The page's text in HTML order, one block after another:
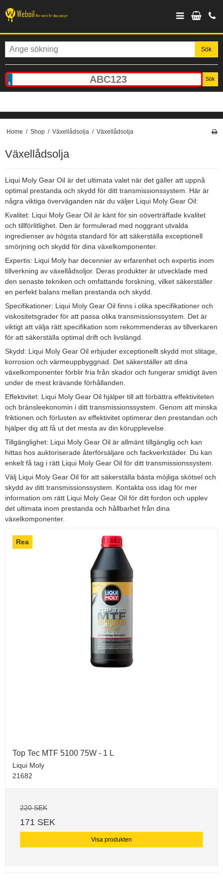
Sök
Sök
Home / Shop / Växellådsolja / Växellådsolja
Växellådsolja
Liqui Moly Gear Oil är det ultimata valet när det gäller att uppnå
optimal prestanda och skydd för ditt transmissionssystem. Här är
några viktiga överväganden när du väljer Liqui Moly Gear Oil:
Kvalitet: Liqui Moly Gear Oil är känt för sin oöverträffade kvalitet
och tillförlitlighet. Den är formulerad med noggrant utvalda
ingredienser av högsta standard för att säkerställa exceptionell
smörjning och skydd för dina växelkomponenter.
Expertis: Liqui Moly har decennier av erfarenhet och expertis inom
tillverkning av växellådsoljor. Deras produkter är utvecklade med
den senaste tekniken och omfattande forskning, vilket säkerställer
en perfekt balans mellan prestanda och skydd.
Specifikationer: Liqui Moly Gear Oil finns i olika specifikationer och
viskositetsgrader för att passa olika transmissionssystem. Det är
viktigt att välja rätt specifikation som rekommenderas av tillverkaren
för att säkerställa optimal drift och livslängd.
Skydd: Liqui Moly Gear Oil erbjuder exceptionellt skydd mot slitage,
korrosion och värmeuppbyggnad. Det säkerställer att dina
växelkomponenter förblir fria från skador och fungerar smidigt även
under de mest krävande förhållanden.
Effektivitet: Liqui Moly Gear Oil hjälper till att förbättra effektiviteten
och bränsleekonomin i ditt transmissionssystem. Genom att minska
friktionen och förlusten av effektivitet optimerar den prestandan och
hjälper dig att få ut det mesta av din körupplevelse.
Tillgänglighet: Liqui Moly Gear Oil är allmänt tillgänglig och kan
hittas hos auktoriserade återförsäljare och fackverkstäder. Du kan
enkelt få tag i rätt Liqui Moly Gear Oil för ditt transmissionssystem.
Välj Liqui Moly Gear Oil för att säkerställa bästa möjliga skötsel och
skydd av ditt transmissionssystem. Kontakta oss idag för mer
information om rätt Liqui Moly Gear Oil för ditt fordon och upplev
det ultimata inom prestanda och hållbarhet från dina
växelkomponenter.
Rea
Top Tec MTF 5100 75W - 1 L
Liqui Moly
21682
220 SEK
171 SEK
Visa produkten